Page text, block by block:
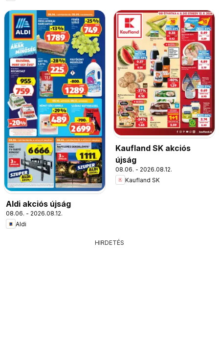
Aldi akciós újság
08.06. - 2026.08.12.
Aldi
Kaufland SK akciós
újság
08.06. - 2026.08.12.
Kaufland SK
HIRDETÉS